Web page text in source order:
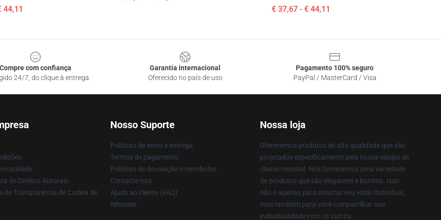
44,11 € 37,67 - € 44,11
Compre com confiança
24/7, do clique à entrega
Garantia internacional
Oferecido no país de uso
Pagamento 100% seguro
PayPal / MasterCard / Visa
de Direitos Autorais
de Transparência de Cadeia de
Nosso Suporte
Políticas de envio e entrega
Termos de pagamento
Políticas de devolução e reembolso
Contacte-nos
Ajuda ao cliente (FAQ)
Whosale
Nossa loja
Oferecemos produtos de alta qualidade que são
projetados especificamente pela nossa equipe de
classe mundial. Nós fornecemos uma variedade
de produtos que são elegantes e bonitos. Isso
não é apenas para mostrar seu estilo individual,
mas também para você compartilhar sua
individualidade com os outros.